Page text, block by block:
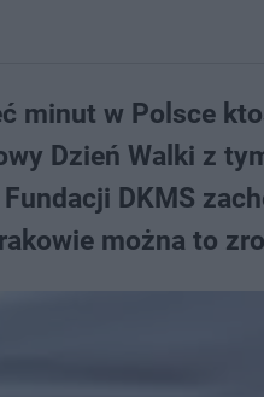
minut w Polsce
Dzień Walki z
DKMS
można to